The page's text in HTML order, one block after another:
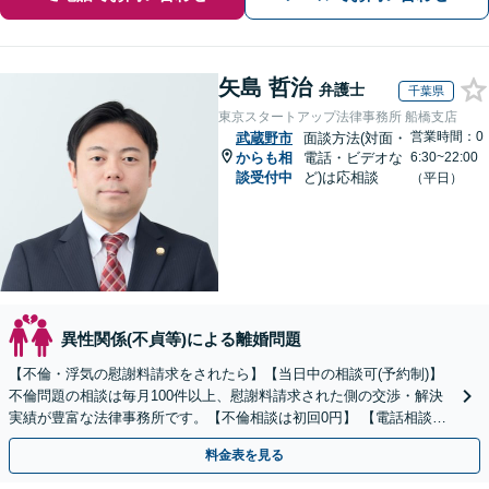
矢島 哲治 弁護士 千葉県
東京スタートアップ法律事務所 船橋支店
武蔵野市
からも相
談受付中
面談方法(対面・
電話・ビデオな
ど)は応相談
営業時間：0
6:30~22:00
（平日）
異性関係(不貞等)による離婚問題
【不倫・浮気の慰謝料請求をされたら】【当日中の相談可(予約制)】
不倫問題の相談は毎月100件以上、慰謝料請求された側の交渉・解決
実績が豊富な法律事務所です。【不倫相談は初回0円】 【電話相談で
ご契約まで対応可/来所不要】
料金表を見る